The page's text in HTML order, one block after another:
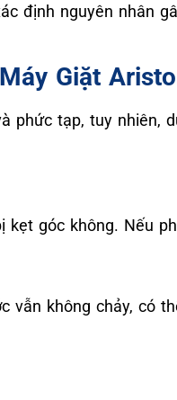
định nguyên nhân
Giặt
phức tạp, tuy nhiên,
góc không. Nếu
không chảy, có